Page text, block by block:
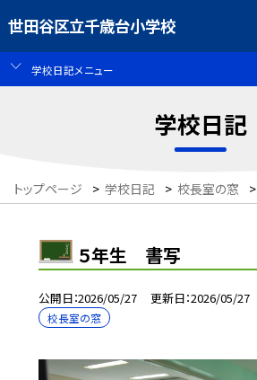
世田谷区立千歳台小学校
学校日記メニュー
学校日記
トップページ > 学校日記 > 校長室の窓 >
５年生 書写
公開日 2026/05/27 更新日 2026/05/27
校長室の窓